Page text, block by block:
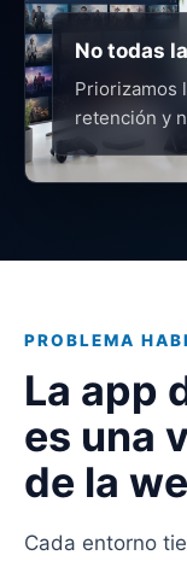
No todas
Priorizamos
retención y
PROBLEMA
La app
es una
de la
Cada entorno